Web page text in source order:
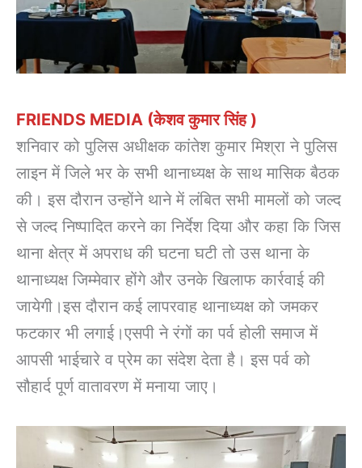
FRIENDS MEDIA (केशव कुमार सिंह )
शनिवार को पुलिस अधीक्षक कांतेश कुमार मिश्रा ने पुलिस
लाइन में जिले भर के सभी थानाध्यक्ष के साथ मासिक बैठक
की। इस दौरान उन्होंने थाने में लंबित सभी मामलों को जल्द
से जल्द निष्पादित करने का निर्देश दिया और कहा कि जिस
थाना क्षेत्र में अपराध की घटना घटी तो उस थाना के
थानाध्यक्ष जिम्मेवार होंगे और उनके खिलाफ कार्रवाई की
जायेगी।इस दौरान कई लापरवाह थानाध्यक्ष को जमकर
फटकार भी लगाई।एसपी ने रंगों का पर्व होली समाज में
आपसी भाईचारे व प्रेम का संदेश देता है। इस पर्व को
सौहार्द पूर्ण वातावरण में मनाया जाए।